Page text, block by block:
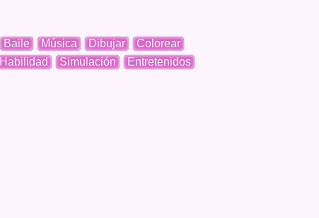
Baile Música Dibujar
Colorear
Habilidad Simulación
Entretenidos